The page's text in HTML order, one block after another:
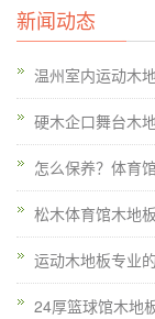
有自流坪找平。
铺装地面也要进
湿度大于3-4%应
新闻动态
温州室内运动木
硬木企口舞台木
怎么保养？体育
松木体育馆木地
运动木地板专业
24厚篮球馆木地